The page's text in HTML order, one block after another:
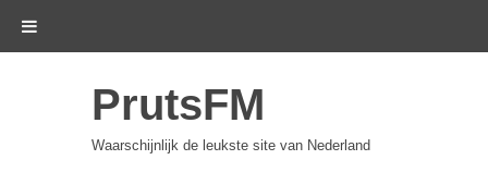
PrutsFM
Waarschijnlijk de leukste site van Nederland